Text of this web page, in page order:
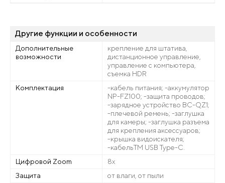
Другие функции и особенности
Дополнительные
возможности
крепление для штатива,
дистанционное управление,
управление с компьютера,
cъемка HDR
Комплектация
-кабель питания; -аккумулятор
NP-FZ100; -защита проводов;
-зарядное устройство BC-QZ1;
-плечевой ремень; -заглушка
для камеры; -заглушка разъема
для крепления аксессуаров;
-крышка видоискателя;
-кабельTM USB Type-C.
Цифровой Zoom
8x
Защита
от влаги, от пыли